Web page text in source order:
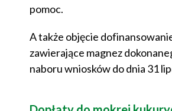
pomoc.
A także objęcie
zawierające magnez
naboru wniosków do dnia 31